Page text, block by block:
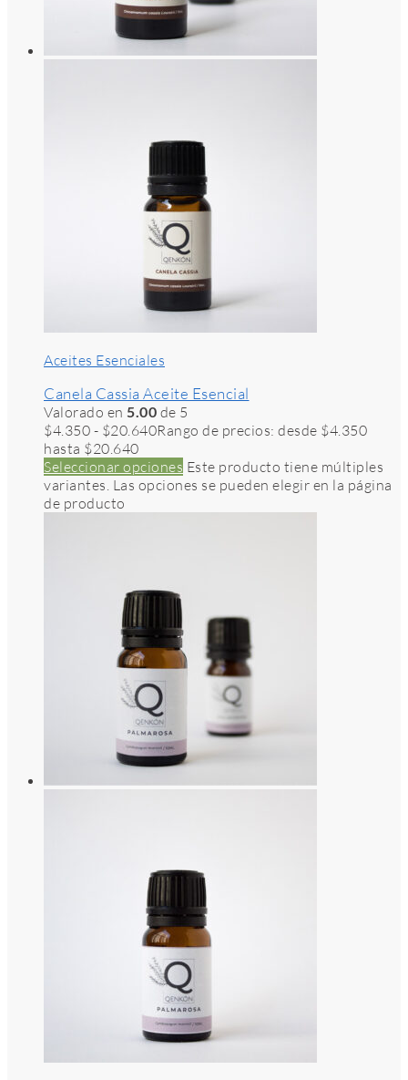
Aceites Esenciales
Canela Cassia Aceite Esencial
Valorado en 5.00 de 5
$4.350 - $20.640Rango de precios: desde $4.350
hasta $20.640
Seleccionar opciones Este producto tiene múltiples
variantes. Las opciones se pueden elegir en la página
de producto